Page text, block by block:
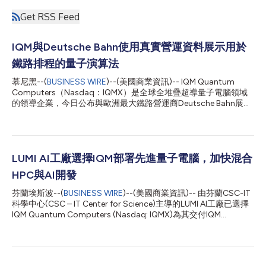
Get RSS Feed
IQM與Deutsche Bahn使用真實營運資料展示用於
鐵路排程的量子演算法
慕尼黑--(BUSINESS WIRE)--(美國商業資訊)-- IQM Quantum
Computers（Nasdaq：IQMX）是全球全堆疊超導量子電腦領域
的領導企業，今日公布與歐洲最大鐵路營運商Deutsche Bahn展開
市、共190趟行程的排程資料（約可轉化為98,500種可能的排程
量子—經典演算法。 正如已發布的白皮書所詳述，IQM團隊分階段
應用量子近似最佳化演算法（Quantum Approximate
Optimization Algorithm, QAOA），由量子元件在經典運算架構
中處理較小規模的子問題，而經典框架則負責管理整體規模的問
題。該架構具備可擴展性，同樣的方法可應用於物流、能源、製造
業及其他領域中類似的最佳化挑戰。 三項成果尤為突出： 可在現
有硬體上運作。該方法無需依賴尚未問世的硬體，即可產生具可行
LUMI AI工廠選擇IQM部署先進量子電腦，加快混合
HPC與AI開發
芬蘭埃斯波--(BUSINESS WIRE)--(美國商業資訊)-- 由芬蘭CSC-IT
科學中心(CSC – IT Center for Science)主導的LUMI AI工廠已選擇
IQM Quantum Computers (Nasdaq: IQMX)為其交付IQM
的本地部署超導量子電腦，結合了量子錯誤更正技術與NISQ量子